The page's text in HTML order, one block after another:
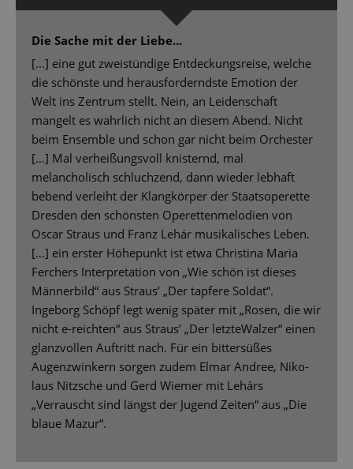
Die Sache mit der Liebe...
[...] eine gut zweistündige Entdeckungsreise, welche
die schönste und herausforderndste Emotion der
Welt ins Zentrum stellt. Nein, an Leidenschaft
mangelt es wahrlich nicht an diesem Abend. Nicht
beim Ensemble und schon gar nicht beim Orchester
[…] Mal verheißungsvoll knisternd, mal
melancholisch schluchzend, dann wieder lebhaft
bebend verleiht der Klangkörper der Staatsoperette
Dresden den schönsten Operettenmelodien von
Oscar Straus und Franz Lehár musikalisches Leben.
[…] ein erster Höhepunkt ist etwa Christina Maria
Ferchers Interpretation von „Wie schön ist dieses
Männerbild“ aus Straus’ „Der tapfere Soldat“.
Ingeborg Schöpf legt wenig später mit „Rosen, die wir
nicht e-reichten“ aus Straus’ „Der letzteWalzer“ einen
glanzvollen Auftritt nach. Für ein bittersüßes
Augenzwinkern sorgen zudem Elmar Andree, Niko-
laus Nitzsche und Gerd Wiemer mit Lehárs
„Verrauscht sind längst der Jugend Zeiten“ aus „Die
blaue Mazur“.